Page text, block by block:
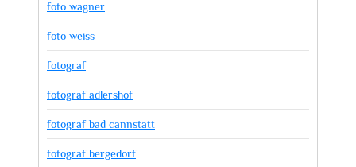
foto wagner
foto weiss
fotograf
fotograf adlershof
fotograf bad cannstatt
fotograf bergedorf